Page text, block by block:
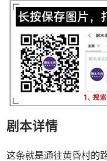
剧本详情
这条就是通往黄昏村的